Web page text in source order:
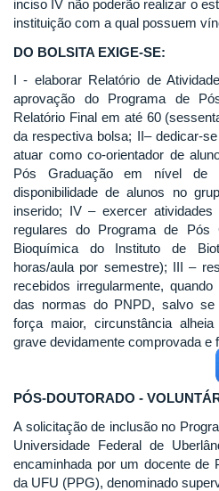
inciso IV não poderão realizar o
instituição com a qual possuem
DO BOLSITA EXIGE-SE:
I - elaborar Relatório de
aprovação do Programa de
Relatório Final em até 60
da respectiva bolsa; II– dedicar-
atuar como co-orientador de
Pós Graduação em nível de
disponibilidade de alunos no
inserido; IV – exercer
regulares do Programa de Pós
Bioquímica do Instituto de
horas/aula por semestre); III –
recebidos irregularmente,
das normas do PNPD, salvo se
força maior, circunstância
grave devidamente comprovada e
PÓS-DOUTORADO -
A solicitação de inclusão no
Universidade Federal de
encaminhada por um docente de
da UFU (PPG), denominado